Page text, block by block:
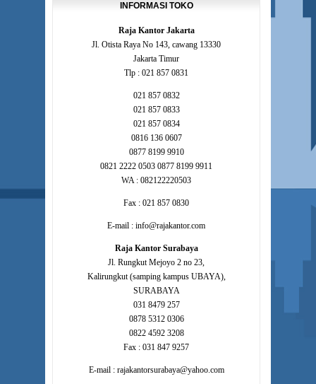
INFORMASI TOKO
Raja Kantor Jakarta
Jl. Otista Raya No 143, cawang 13330
Jakarta Timur
Tlp : 021 857 0831
021 857 0832
021 857 0833
021 857 0834
0816 136 0607
0877 8199 9910
0821 2222 0503 0877 8199 9911
WA : 082122220503
Fax : 021 857 0830
E-mail : info@rajakantor.com
Raja Kantor Surabaya
Jl. Rungkut Mejoyo 2 no 23,
Kalirungkut (samping kampus UBAYA),
SURABAYA
031 8479 257
0878 5312 0306
0822 4592 3208
Fax : 031 847 9257
E-mail : rajakantorsurabaya@yahoo.com